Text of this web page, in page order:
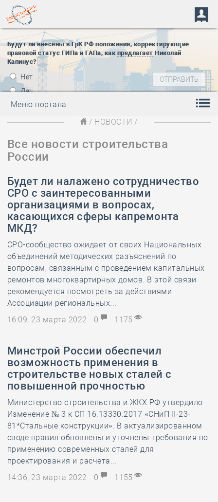
Будут ли внесены в ГрК РФ положения, корректирующие
правовой статус ГИПа и ГАПа, как предлагает Николай
Капинус?
Нет
Да
Меню портала
/ НОВОСТИ /
Все новости строительства
России
Будет ли налажено сотрудничество
СРО с заинтересованными
организациями в вопросах,
касающихся сферы капремонта
МКД?
СРО-сообщество ожидает от своих Национальных
объединений методических разъяснений по
вопросам, связанным с проведением капитальных
ремонтов многоквартирных домов. В этой связи
рекомендуется посмотреть за действиями
Ассоциации региональных...
16:09, 23 марта 2022
0 1175
Минстрой России обеспечил
возможность применения в
строительстве новых сталей с
повышенной прочностью
Министерство строительства и ЖКХ РФ утвердило
Изменение № 3 к СП 16.13330.2017 «СНиП II-23-
81*Стальные конструкции». В актуализированном
своде правил обновлены и уточнены требования по
применению современных сталей для
проектирования и расчета...
14:36, 23 марта 2022
0 1155